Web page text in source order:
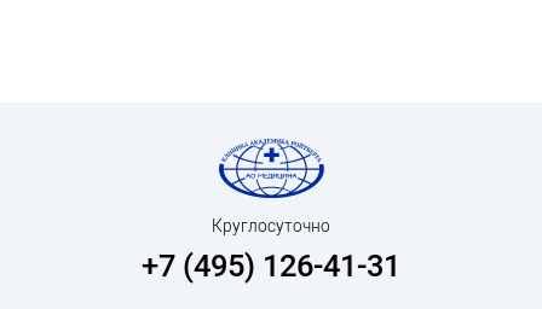
Круглосуточно
+7 (495) 126-41-31